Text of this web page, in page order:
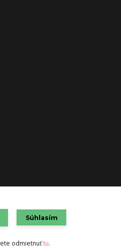
Súhlasím
odmietnuťtu.